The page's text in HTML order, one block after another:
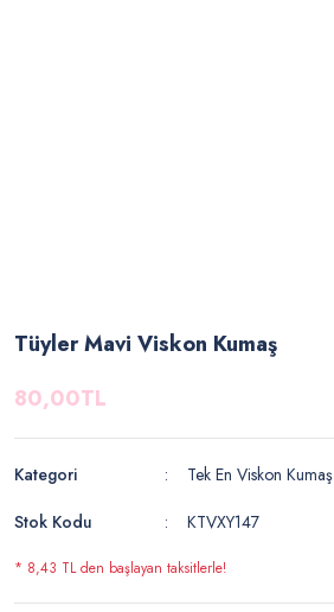
Tüyler Mavi Viskon Kumaş
80,00TL
Kategori Tek En Viskon Kumaş
Stok Kodu
KTVXY147
* 8,43 TL den başlayan taksitlerle!